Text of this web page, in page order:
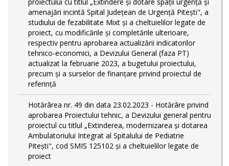
amenajări incintă Spital Județean de Urgență Pitești", a
studiului de fezabilitate Mixt și a cheltuielilor legate de
proiect, cu modificările și completările ulterioare,
respectiv pentru aprobarea actualizării indicatorilor
tehnico-economici, a Devizului General (faza PT)
actualizat la februarie 2023, a bugetului proiectului,
precum și a surselor de finanțare privind proiectul de
referință
Hotărârea nr. 49 din data 23.02.2023 - Hotărâre privind
aprobarea Proiectului tehnic, a Devizului general pentru
proiectul cu titlul „Extinderea, modernizarea și dotarea
Ambulatoriului Integrat al Spitalului de Pediatrie
Pitești", cod SMIS 125102 și a cheltuielilor legate de
proiect